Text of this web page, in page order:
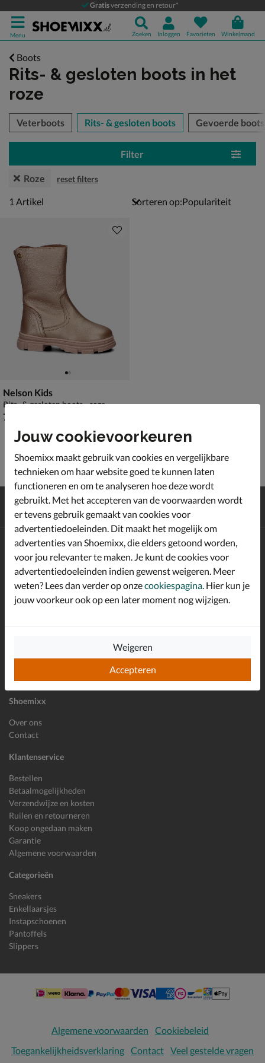
Gratisverzending en retour*
Menu Zoeken Inloggen Favorieten Winkelmand
Boots
Rits- & gesloten boots in het
roze
over
Veterboots Rits- & gesloten boots Gevoerde boots
Filter
Roze reset filters
1 artikel
1 Artikel Sorteren op:
Nelson Kids
Rits- & gesloten boots - roze
€ 79,99
79
Gratisverzending en retour*
Achterafbetalen
Shoemixx
Over ons
Contact
Klantenservice
Bestellen
Betaalmogelijkheden
Verzendwijze en kosten
Ruilen en retourneren
Koop ongedaan maken
Garantie
Algemene voorwaarden
Categorieën
Sneakers
Enkellaarsjes
Instapschoenen
Pantoffels
Slippers
Altijd op de hoogte zijn?
Schrijf je in voor de Shoemixx nieuwsbrief en ontvang €10,-
welkomstkorting!
Inschrijven
Algemene voorwaarden
Cookiebeleid
Toegankelijkheidsverklaring Contact Veel gestelde vragen
Jouw cookievoorkeuren
Shoemixx maakt gebruik van cookies en vergelijkbare
technieken om haar website goed te kunnen laten
functioneren en om te analyseren hoe deze wordt
gebruikt. Met het accepteren van de voorwaarden wordt
er tevens gebruik gemaakt van cookies voor
advertentiedoeleinden. Dit maakt het mogelijk om
advertenties van Shoemixx, die elders getoond worden,
voor jou relevanter te maken. Je kunt de cookies voor
advertentiedoeleinden indien gewenst weigeren. Meer
weten? Lees dan verder op onzecookiespagina. Hier kun je
jouw voorkeur ook op een later moment nog wijzigen.
Accepteren
Weigeren